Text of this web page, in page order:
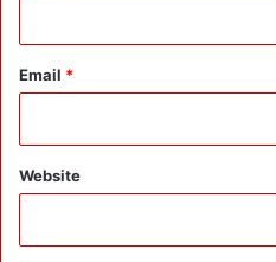
Email *
Website